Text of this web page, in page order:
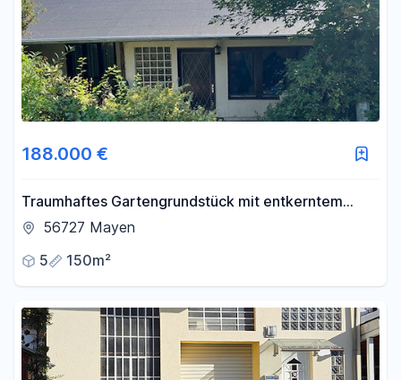
188.000 €
Traumhaftes Gartengrundstück mit entkerntem
Einfamilienhaus zum Fertigbauen zu verkaufen
56727 Mayen
5
150m²